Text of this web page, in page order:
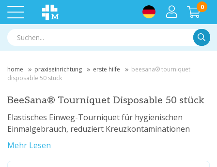
0
home praxiseinrichtung erste hilfe
beesana® tourniquet
disposable 50 stück
BeeSana® Tourniquet Disposable 50 stück
Elastisches Einweg-Tourniquet für hygienischen
Einmalgebrauch, reduziert Kreuzkontaminationen
Mehr Lesen